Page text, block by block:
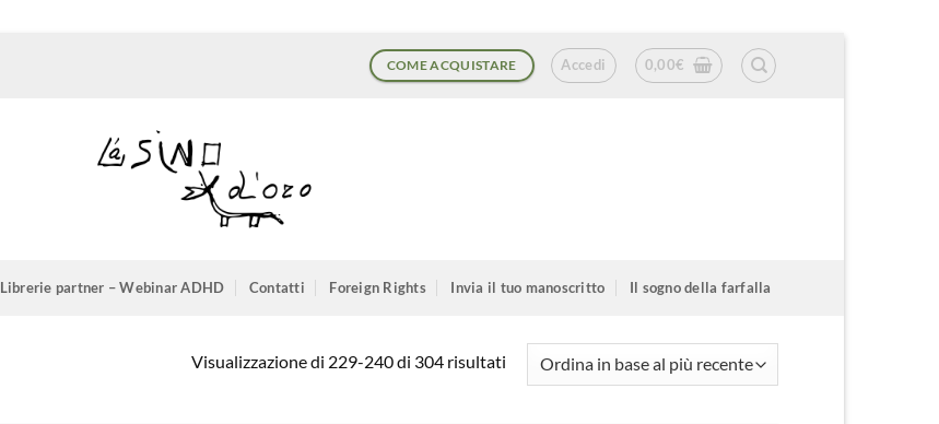
COME ACQUISTARE Accedi 0,00€
Librerie partner – Webinar ADHD Contatti Foreign Rights Invia il tuo manoscritto Il sogno della farfalla
Visualizzazione di 229-240 di 304 risultatiOrdina